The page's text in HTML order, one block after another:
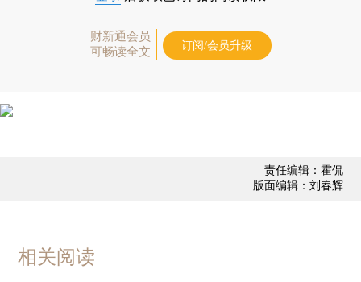
财新通会员
可畅读全文
订阅/会员升级
责任编辑：霍侃
版面编辑：刘春辉
相关阅读